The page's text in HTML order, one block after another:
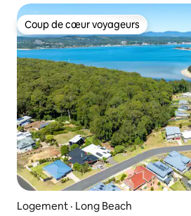
Coup de cœur voyageurs
Coup de cœur voyageurs
Logement · Long Beach